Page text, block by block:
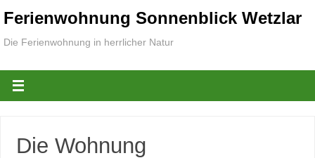
Ferienwohnung Sonnenblick Wetzlar
Die Ferienwohnung in herrlicher Natur
Die Wohnung